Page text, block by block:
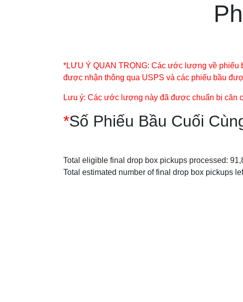
*LƯU Ý QUAN TRỌNG: Các ước lượng về
được nhận thông qua USPS và các phiếu bầu
Lưu ý: Các ước lượng này đã được chuẩn bị căn
*Số Phiếu Bầu Cuối
Total eligible final drop box pickups processed:
Total estimated number of final drop box pickups